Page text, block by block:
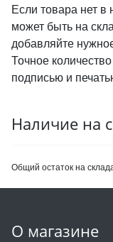
Если товара нет в
может быть на
добавляйте
Точное
подписью и
Наличие на
Общий остаток на
О магазине